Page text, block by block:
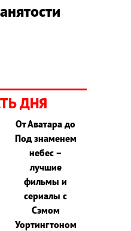
ДНЯ
От Аватара до
Под знаменем
небес –
лучшие
фильмы и
сериалы с
Сэмом
Уортингтоном